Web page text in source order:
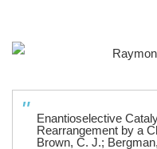
Enantioselective
Rearrangement by a
Brown, C. J.;